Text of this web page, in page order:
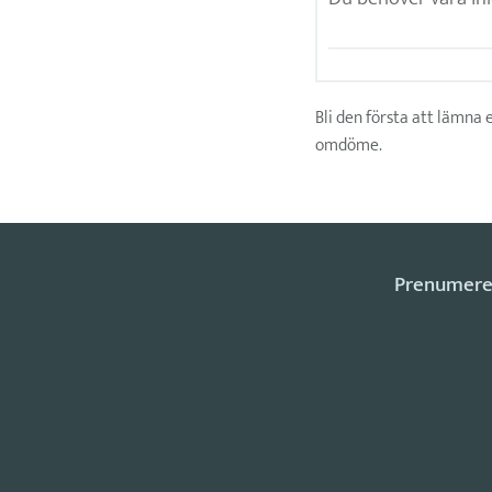
Bli den första att lämna
omdöme.